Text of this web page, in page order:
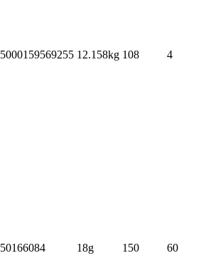
5000159569255 12.158kg 108 4
50166084 18g 150 60